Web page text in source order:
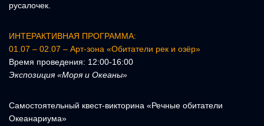
русалочек.
ИНТЕРАКТИВНАЯ ПРОГРАММА:
01.07 – 02.07 – Арт-зона «Обитатели рек и озёр»
Время проведения: 12:00-16:00
Экспозиция «Моря и Океаны»
Самостоятельный квест-викторина «Речные обитатели
Океанариума»